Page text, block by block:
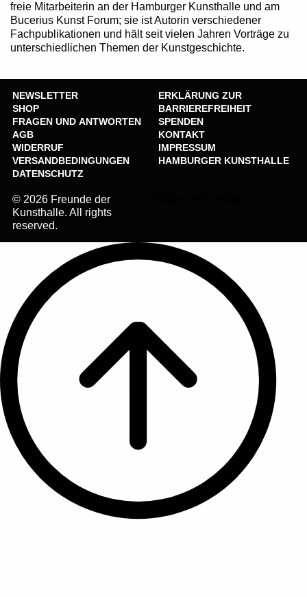
freie Mitarbeiterin an der Hamburger Kunsthalle und am
Bucerius Kunst Forum; sie ist Autorin verschiedener
Fachpublikationen und hält seit vielen Jahren Vorträge zu
unterschiedlichen Themen der Kunstgeschichte.
© 2026 Freunde der
Kunsthalle. All rights
reserved.
NEWSLETTER
SHOP
FRAGEN UND ANTWORTEN
AGB
WIDERRUF
VERSANDBEDINGUNGEN
DATENSCHUTZ
ERKLÄRUNG ZUR
BARRIEREFREIHEIT
SPENDEN
KONTAKT
IMPRESSUM
HAMBURGER KUNSTHALLE